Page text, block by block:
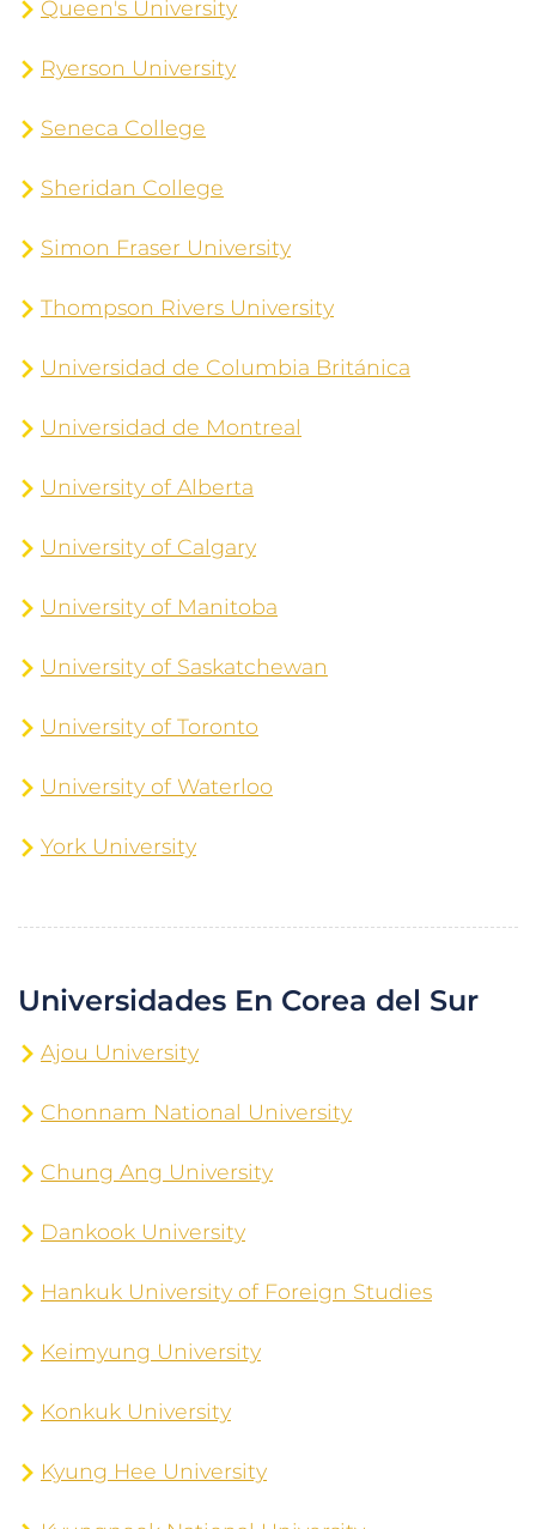
Queen's University
Ryerson University
Seneca College
Sheridan College
Simon Fraser University
Thompson Rivers University
Universidad de Columbia Británica
Universidad de Montreal
University of Alberta
University of Calgary
University of Manitoba
University of Saskatchewan
University of Toronto
University of Waterloo
York University
Universidades En Corea del Sur
Ajou University
Chonnam National University
Chung Ang University
Dankook University
Hankuk University of Foreign Studies
Keimyung University
Konkuk University
Kyung Hee University